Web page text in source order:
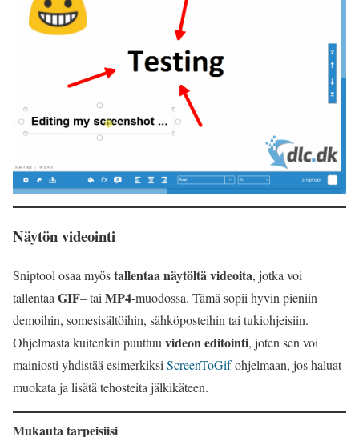
Näytön videointi
Sniptool osaa myöstallentaa näytöltä videoita, jotka voi
tallentaa GIF– tai MP4-muodossa. Tämä sopii hyvin pieniin
demoihin, somesisältöihin, sähköposteihin tai tukiohjeisiin.
Ohjelmasta kuitenkin puuttuu videon editointi, joten sen voi
mainiosti yhdistää esimerkiksi ScreenToGif-ohjelmaan, jos haluat
muokata ja lisätä tehosteita jälkikäteen.
Mukauta tarpeisiisi